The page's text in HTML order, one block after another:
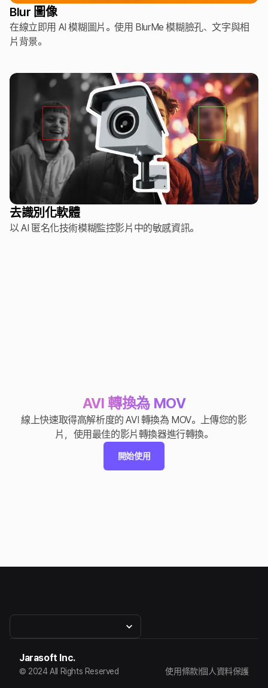
Blur 圖像
在線立即用 AI 模糊圖片。使用 BlurMe 模糊臉孔、文字與相
片背景。
去識別化軟體
以 AI 匿名化技術模糊監控影片中的敏感資訊。
AVI 轉換為 MOV
線上快速取得高解析度的 AVI 轉換為 MOV。上傳您的影
片，使用最佳的影片轉換器進行轉換。
開始使用
Jarasoft Inc.
© 2024 All Rights Reserved 使用條款|個人資料保護